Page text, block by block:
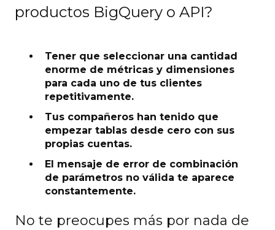
productos BigQuery o API?
Tener que seleccionar una cantidad
enorme de métricas y dimensiones
para cada uno de tus clientes
repetitivamente.
Tus compañeros han tenido que
empezar tablas desde cero con sus
propias cuentas.
El mensaje de error de combinación
de parámetros no válida te aparece
constantemente.
No te preocupes más por nada de